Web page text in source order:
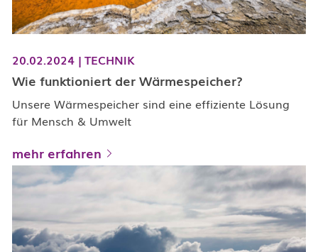
20.02.2024 | TECHNIK
Wie funktioniert der Wärmespeicher?
Unsere Wärmespeicher sind eine effiziente Lösung
für Mensch & Umwelt
mehr erfahren